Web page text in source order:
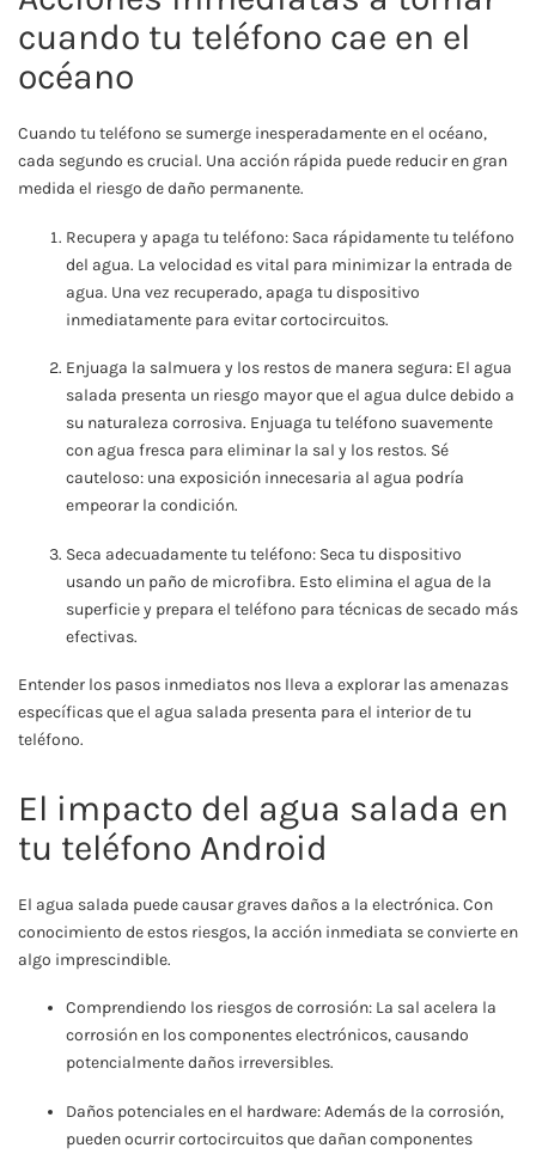
cuando tu teléfono cae en el
océano
Cuando tu teléfono se sumerge inesperadamente en el océano,
cada segundo es crucial. Una acción rápida puede reducir en gran
medida el riesgo de daño permanente.
Recupera y apaga tu teléfono: Saca rápidamente tu teléfono
del agua. La velocidad es vital para minimizar la entrada de
agua. Una vez recuperado, apaga tu dispositivo
inmediatamente para evitar cortocircuitos.
Enjuaga la salmuera y los restos de manera segura: El agua
salada presenta un riesgo mayor que el agua dulce debido a
su naturaleza corrosiva. Enjuaga tu teléfono suavemente
con agua fresca para eliminar la sal y los restos. Sé
cauteloso: una exposición innecesaria al agua podría
empeorar la condición.
Seca adecuadamente tu teléfono: Seca tu dispositivo
usando un paño de microfibra. Esto elimina el agua de la
superficie y prepara el teléfono para técnicas de secado más
efectivas.
Entender los pasos inmediatos nos lleva a explorar las amenazas
específicas que el agua salada presenta para el interior de tu
teléfono.
El impacto del agua salada en
tu teléfono Android
El agua salada puede causar graves daños a la electrónica. Con
conocimiento de estos riesgos, la acción inmediata se convierte en
algo imprescindible.
Comprendiendo los riesgos de corrosión: La sal acelera la
corrosión en los componentes electrónicos, causando
potencialmente daños irreversibles.
Daños potenciales en el hardware: Además de la corrosión,
pueden ocurrir cortocircuitos que dañan componentes